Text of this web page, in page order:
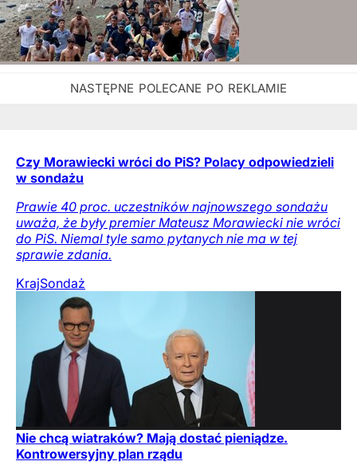
Czy Morawiecki wróci do PiS? Polacy odpowiedzieli
w sondażu
Prawie 40 proc. uczestników najnowszego sondażu
uważa, że były premier Mateusz Morawiecki nie wróci
do PiS. Niemal tyle samo pytanych nie ma w tej
sprawie zdania.
KrajSondaż
Nie chcą wiatraków? Mają dostać pieniądze.
Kontrowersyjny plan rządu